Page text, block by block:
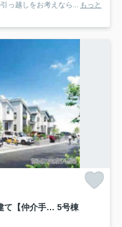
っ越しをお考えなら... もっと
横浜市都筑区東山田4丁目 新築戸建て【仲介手数料無料】 5号棟